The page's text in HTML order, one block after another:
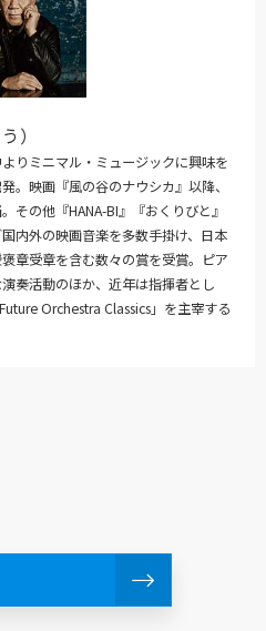
）
りミニマル・ミュージックに興味を
。映画『風の谷のナウシカ』以降、
その他『HANA-BI』『おくりびと』
内外の映画音楽を多数手掛け、日本
章受章を含む数々の賞を受賞。ピア
奏活動のほか、近年は指揮者とし
Orchestra Classics」を主宰する